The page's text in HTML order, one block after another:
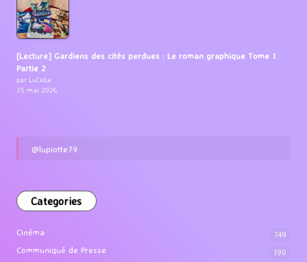
[Lecture] Gardiens des cités perdues : Le roman graphique Tome 1
Partie 2
par LuCioLe
25 mai 2026
@lupiotte79
Categories
Cinéma 749
Communiqué de Presse 190